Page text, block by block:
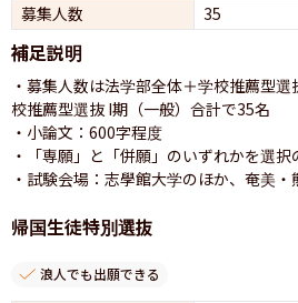
募集人数
35
補足説明
・募集人数は法学部全体＋学校推薦型
校推薦型選抜 I期（一般）合計で35名
・小論文：600字程度
・「専願」と「併願」のいずれかを選択
・試験会場：志學館大学のほか、奄美
帰国生徒特別選抜
浪人でも出願できる